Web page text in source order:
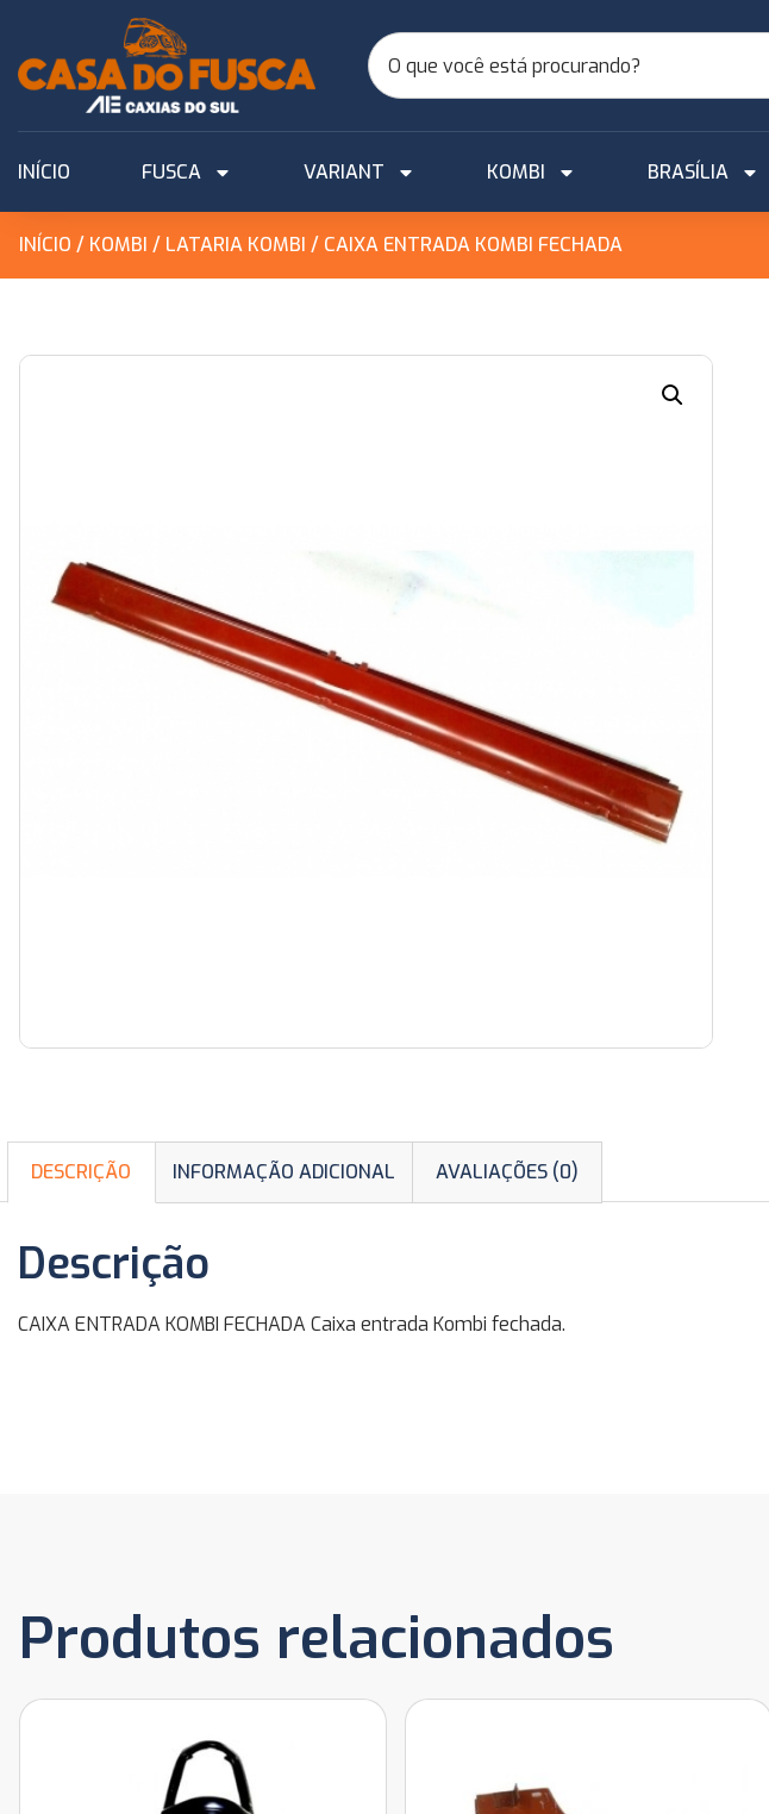
INÍCIO FUSCA VARIANT KOMBI BRASÍLIA
INÍCIO / KOMBI / LATARIA KOMBI / CAIXA ENTRADA KOMBI FECHADA
DESCRIÇÃO INFORMAÇÃO ADICIONAL AVALIAÇÕES (0)
Descrição
CAIXA ENTRADA KOMBI FECHADA Caixa entrada Kombi fechada.
Produtos relacionados